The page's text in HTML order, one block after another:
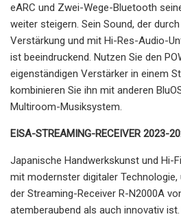
eARC und Zwei-Wege-Bluetooth
weiter steigern. Sein Sound, der
Verstärkung und mit Hi-Res-Audio-
ist beeindruckend. Nutzen Sie den
eigenständigen Verstärker in einem
kombinieren Sie ihn mit anderen
Multiroom-Musiksystem.
EISA-STREAMING-RECEIVER 2023-
Japanische Handwerkskunst und Hi-
mit modernster digitaler
der Streaming-Receiver R-N2000A
atemberaubend als auch innovativ